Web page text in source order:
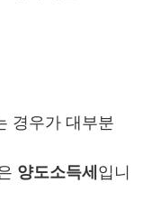
경우가 대부분
양도소득세입니